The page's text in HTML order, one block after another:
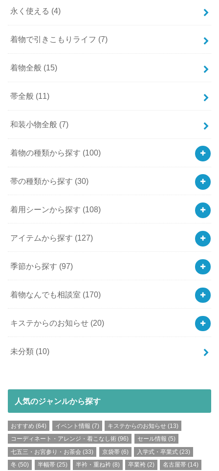
永く使える (4)
着物で引きこもりライフ (7)
着物全般 (15)
帯全般 (11)
和装小物全般 (7)
着物の種類から探す (100)
帯の種類から探す (30)
着用シーンから探す (108)
アイテムから探す (127)
季節から探す (97)
着物なんでも相談室 (170)
キステからのお知らせ (20)
未分類 (10)
人気のジャンルから探す
おすすめ (64) イベント情報 (7) キステからのお知らせ(13)
コーディネート・アレンジ・着こなし術 (96) セール情報 (5)
七五三・お宮参り・お茶会 (33) 京袋帯(6) 入学式・卒業式(23)
冬 (50) 半幅帯(25) 半衿・重ね衿 (8) 卒業袴 (2) 名古屋帯 (14)